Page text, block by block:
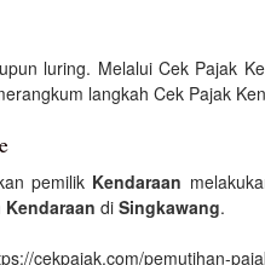
luring. Melalui Cek Pajak
langkah Cek Pajak
pemilik Kendaraan
Kendaraan di Singkawang.
cekpajak.com/pemutihan-